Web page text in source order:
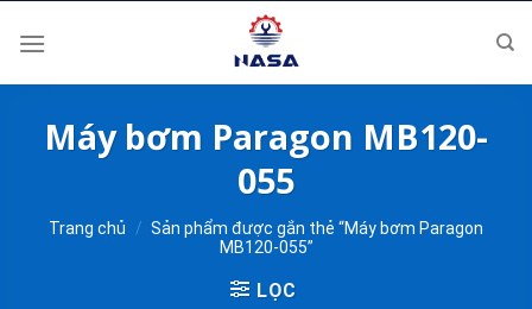
Máy bơm Paragon MB120-
055
Trang chủ / Sản phẩm được gắn thẻ “Máy bơm Paragon
MB120-055”
LỌC